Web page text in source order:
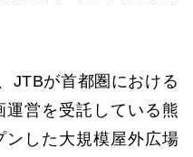
JTBが首都圏における
営を受託している熊
ンした大規模屋外広場